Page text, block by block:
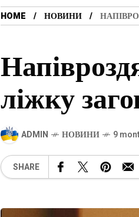
HOME НОВИНИ
ліжку
ADMIN НОВИНИ 9
SHARE